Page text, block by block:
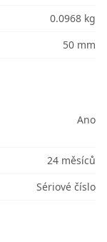
0.0968 kg
50 mm
Ano
24 měsíců
Sériové číslo